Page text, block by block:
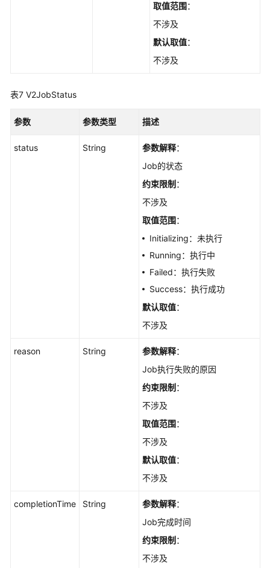
取值范围：
不涉及
默认取值：
不涉及
表7 V2JobStatus
参数 参数类型 描述
status String 参数解释：
Job的状态
约束限制 ：
不涉及
取值范围：
Initializing：未执行
Running：执行中
Failed：执行失败
Success：执行成功
默认取值：
不涉及
reason String 参数解释：
Job执行失败的原因
约束限制 ：
不涉及
取值范围：
不涉及
默认取值：
不涉及
completionTime String 参数解释：
Job完成时间
约束限制 ：
不涉及